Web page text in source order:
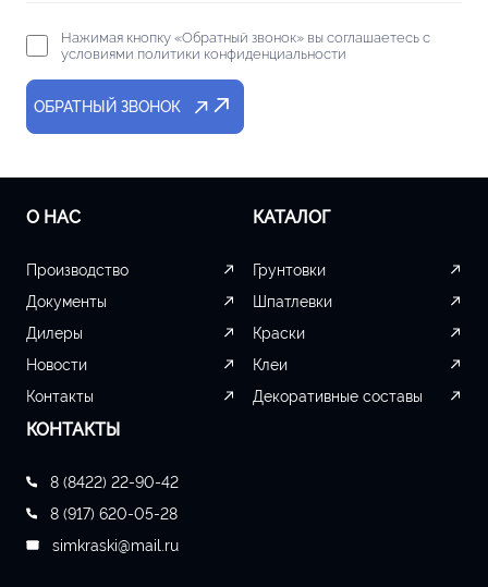
Нажимая кнопку «Обратный звонок» вы соглашаетесь с
условиями политики конфиденциальности
ОБРАТНЫЙ ЗВОНОК
О НАС
Производство
Документы
Дилеры
Новости
Контакты
КАТАЛОГ
Грунтовки
Шпатлевки
Краски
Клеи
Декоративные составы
КОНТАКТЫ
8 (8422) 22-90-42
8 (917) 620-05-28
simkraski@mail.ru